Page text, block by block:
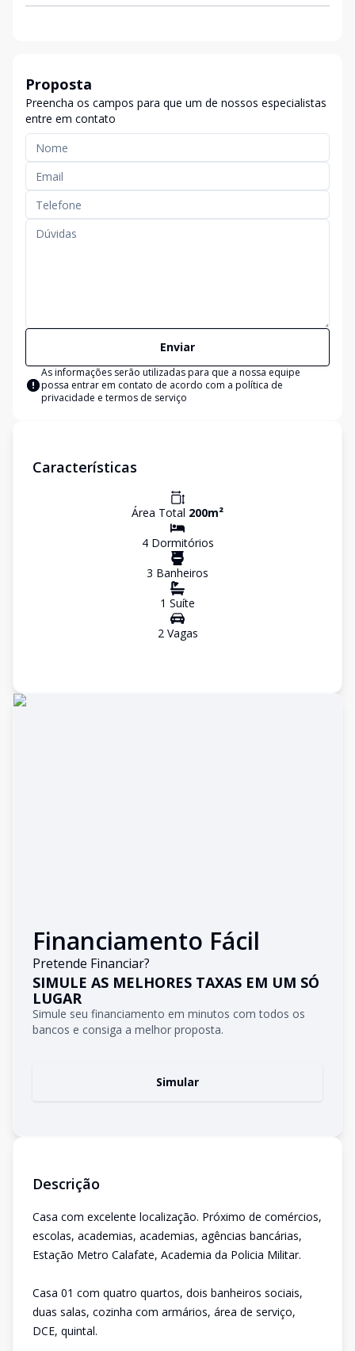
Proposta
Preencha os campos para que um de nossos especialistas
entre em contato
Enviar
As informações serão utilizadas para que a nossa equipe
possa entrar em contato de acordo com a política de
privacidade e termos de serviço
Características
Área Total 200m²
4Dormitórios
3 Banheiros
1 Suíte
2Vagas
Financiamento Fácil
Pretende Financiar?
SIMULE AS MELHORES TAXAS EM UM SÓ
LUGAR
Simule seu financiamento em minutos com todos os
bancos e consiga a melhor proposta.
Simular
Descrição
Casa com excelente localização. Próximo de comércios,
escolas, academias, academias, agências bancárias,
Estação Metro Calafate, Academia da Policia Militar.
Casa 01 com quatro quartos, dois banheiros sociais,
duas salas, cozinha com armários, área de serviço,
DCE, quintal.